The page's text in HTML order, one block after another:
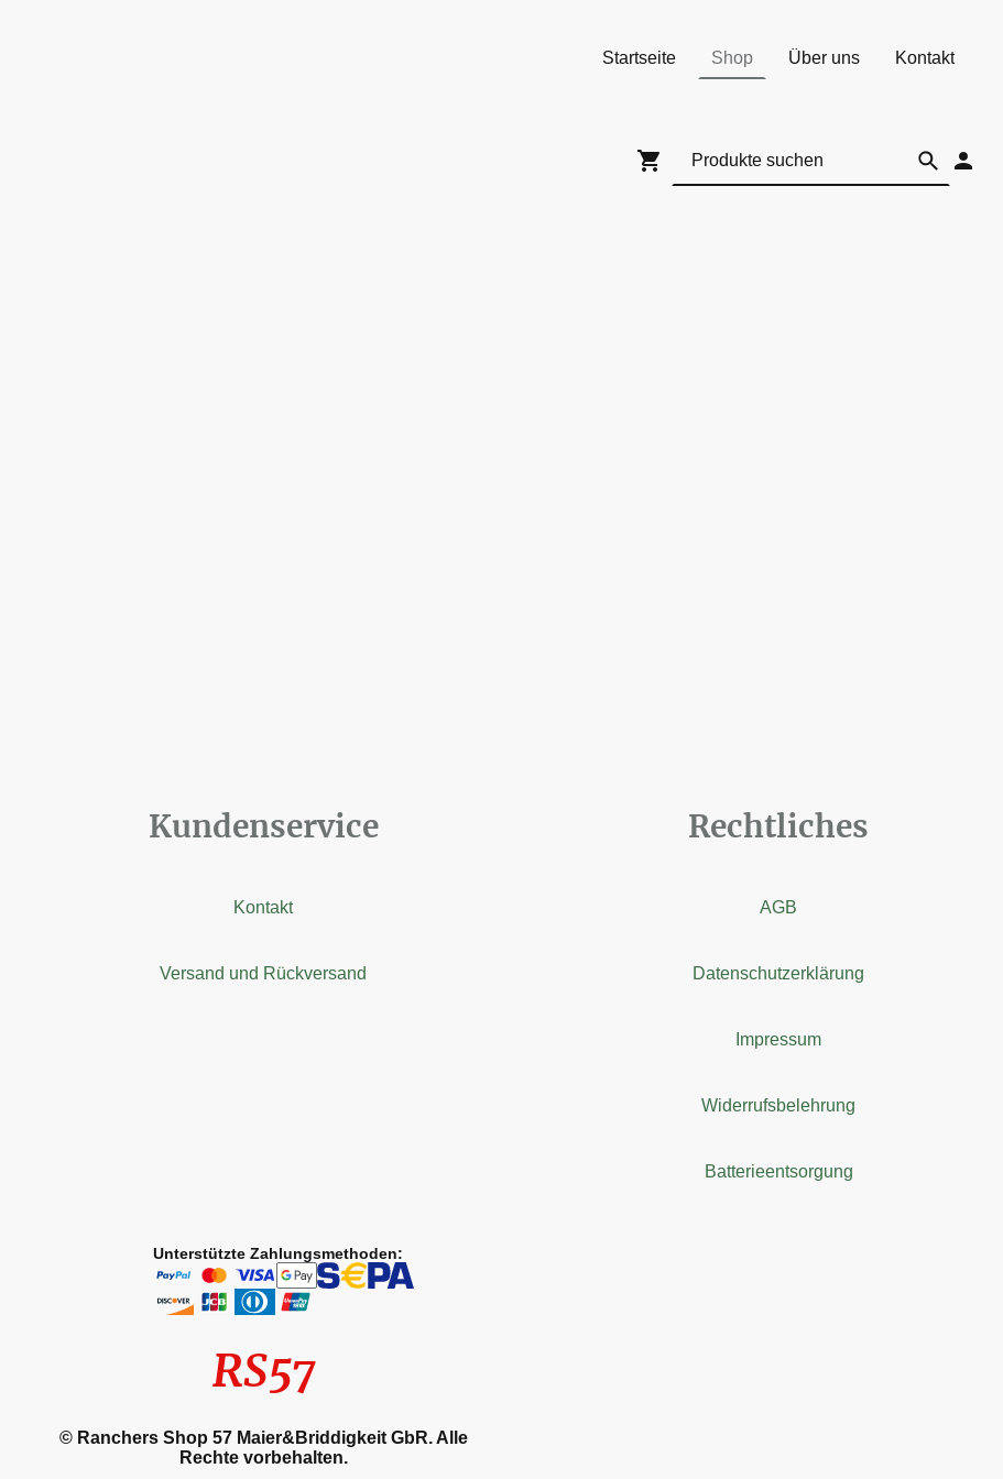
Startseite Shop Über uns Kontakt
Kundenservice
Kontakt
Versand und Rückversand
Rechtliches
AGB
Datenschutzerklärung
Impressum
Widerrufsbelehrung
Batterieentsorgung
Unterstützte Zahlungsmethoden:
RS57
© Ranchers Shop 57 Maier&Briddigkeit GbR. Alle
Rechte vorbehalten.